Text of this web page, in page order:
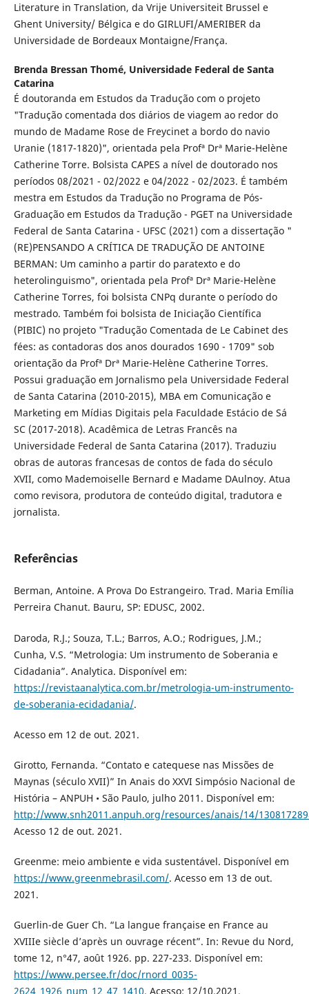
Literature in Translation, da Vrije Universiteit Brussel e
Ghent University/ Bélgica e do GIRLUFI/AMERIBER da
Universidade de Bordeaux Montaigne/França.
Brenda Bressan Thomé, Universidade Federal de Santa
Catarina
É doutoranda em Estudos da Tradução com o projeto
"Tradução comentada dos diários de viagem ao redor do
mundo de Madame Rose de Freycinet a bordo do navio
Uranie (1817-1820)", orientada pela Profª Drª Marie-Helène
Catherine Torre. Bolsista CAPES a nível de doutorado nos
períodos 08/2021 - 02/2022 e 04/2022 - 02/2023. É também
mestra em Estudos da Tradução no Programa de Pós-
Graduação em Estudos da Tradução - PGET na Universidade
Federal de Santa Catarina - UFSC (2021) com a dissertação "
(RE)PENSANDO A CRÍTICA DE TRADUÇÃO DE ANTOINE
BERMAN: Um caminho a partir do paratexto e do
heterolinguismo", orientada pela Profª Drª Marie-Helène
Catherine Torres, foi bolsista CNPq durante o período do
mestrado. Também foi bolsista de Iniciação Científica
(PIBIC) no projeto "Tradução Comentada de Le Cabinet des
fées: as contadoras dos anos dourados 1690 - 1709" sob
orientação da Profª Drª Marie-Helène Catherine Torres.
Possui graduação em Jornalismo pela Universidade Federal
de Santa Catarina (2010-2015), MBA em Comunicação e
Marketing em Mídias Digitais pela Faculdade Estácio de Sá
SC (2017-2018). Acadêmica de Letras Francês na
Universidade Federal de Santa Catarina (2017). Traduziu
obras de autoras francesas de contos de fada do século
XVII, como Mademoiselle Bernard e Madame DAulnoy. Atua
como revisora, produtora de conteúdo digital, tradutora e
jornalista.
Referências
Berman, Antoine. A Prova Do Estrangeiro. Trad. Maria Emília
Perreira Chanut. Bauru, SP: EDUSC, 2002.
Daroda, R.J.; Souza, T.L.; Barros, A.O.; Rodrigues, J.M.;
Cunha, V.S. “Metrologia: Um instrumento de Soberania e
Cidadania”. Analytica. Disponível em:
https://revistaanalytica.com.br/metrologia-um-instrumento-
de-soberania-ecidadania/.
Acesso em 12 de out. 2021.
Girotto, Fernanda. “Contato e catequese nas Missões de
Maynas (século XVII)” In Anais do XXVI Simpósio Nacional de
História – ANPUH • São Paulo, julho 2011. Disponível em:
http://www.snh2011.anpuh.org/resources/anais/14/
Acesso 12 de out. 2021.
Greenme: meio ambiente e vida sustentável. Disponível em
https://www.greenmebrasil.com/. Acesso em 13 de out.
2021.
Guerlin-de Guer Ch. “La langue française en France au
XVIIIe siècle d’après un ouvrage récent”. In: Revue du Nord,
tome 12, n°47, août 1926. pp. 227-233. Disponível em:
https://www.persee.fr/doc/rnord_0035-
2624_1926_num_12_47_1410. Acesso: 12/10.2021.